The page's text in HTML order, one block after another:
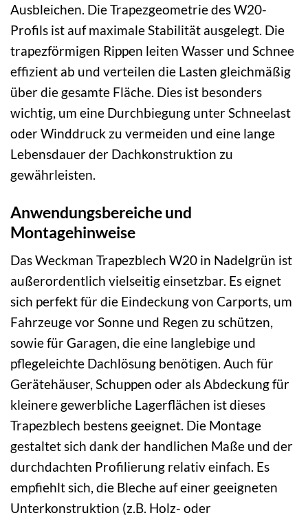
Ausbleichen. Die Trapezgeometrie des W20-
Profils ist auf maximale Stabilität ausgelegt. Die
trapezförmigen Rippen leiten Wasser und Schnee
effizient ab und verteilen die Lasten gleichmäßig
über die gesamte Fläche. Dies ist besonders
wichtig, um eine Durchbiegung unter Schneelast
oder Winddruck zu vermeiden und eine lange
Lebensdauer der Dachkonstruktion zu
gewährleisten.
Anwendungsbereiche und
Montagehinweise
Das Weckman Trapezblech W20 in Nadelgrün ist
außerordentlich vielseitig einsetzbar. Es eignet
sich perfekt für die Eindeckung von Carports, um
Fahrzeuge vor Sonne und Regen zu schützen,
sowie für Garagen, die eine langlebige und
pflegeleichte Dachlösung benötigen. Auch für
Gerätehäuser, Schuppen oder als Abdeckung für
kleinere gewerbliche Lagerflächen ist dieses
Trapezblech bestens geeignet. Die Montage
gestaltet sich dank der handlichen Maße und der
durchdachten Profilierung relativ einfach. Es
empfiehlt sich, die Bleche auf einer geeigneten
Unterkonstruktion (z.B. Holz- oder